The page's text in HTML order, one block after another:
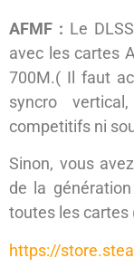
AFMF : Le
avec les cartes
700M.( Il faut
syncro
competitifs ni
Sinon, vous
de la
toutes les cartes
https://